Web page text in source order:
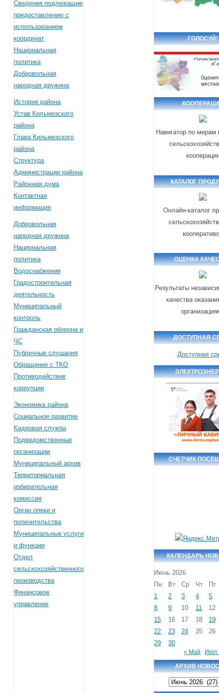
Сведения подлежащие
предоставлению с
использованием
координат
Национальная
политика
Добровольная
народная дружина
История района
Устав Кильмезского
района
Глава Кильмезского
района
Структура
Администрации района
Районная дума
Контактная
информация
Добровольная
народная дружина
Национальная
политика
Водоснабжение
Градостроительная
деятельность
Муниципальный
контроль
Гражданская оборона и
ЧС
Публичные слушания
Обращение с ТКО
Противодействие
коррупции
Экономика района
Социальное развитие
Кадровая служба
Подведомственные
организации
Муниципальный архив
Территориальная
избирательная
комиссия
Орган опеки и
попечительства
Муниципальные услуги
и функции
Отдел
сельскохозяйственного
производства
Финансовое
управление
ГОЛОСУЙ!
Навигатор по мерам
КАТАЛОГ
Онлайн-каталог
ОЦЕНКА
Результаты
качества
ДОСТУПНАЯ
Доступная
СЧЕТЧИК
КАЛЕНДАРЬ
Июнь 2026
Пн
Вт Ср Чт
Пт
1
2 3 4
5
8
9 10 11
12
15
16 17 18
19
22
23 24 25
26
29
30
« Май Июл
АРХИВ
Архив
новостей